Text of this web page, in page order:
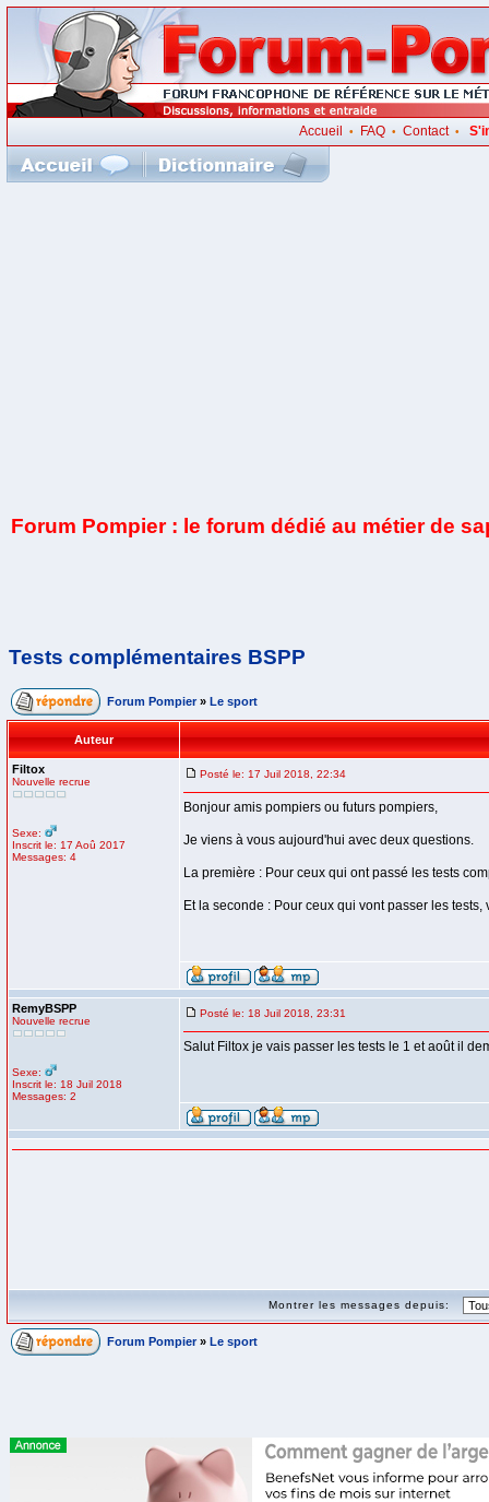
Accueil • FAQ• Contact•
Forum Pompier : le forum dédié au métier de
Tests complémentaires BSPP
Forum Pompier » Le sport
Auteur
Filtox
Nouvelle recrue
Sexe:
Inscrit le: 17 Aoû 2017
Messages: 4
Posté le: 17 Juil 2018, 22:34
Bonjour amis pompiers ou futurs pompiers,
Je viens à vous aujourd'hui avec deux questions.
La première : Pour ceux qui ont passé les tests
Et la seconde : Pour ceux qui vont passer les
RemyBSPP
Nouvelle recrue
Sexe:
Inscrit le: 18 Juil 2018
Messages: 2
Posté le: 18 Juil 2018, 23:31
Salut Filtox je vais passer les tests le 1 et août il
Montrer les messages depuis:
Forum Pompier » Le sport